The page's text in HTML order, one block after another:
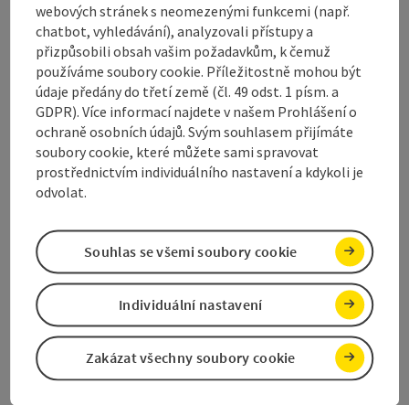
Díkykomplexní podpoře a péčiposkytované ve
spolupráci spříbuznými, lékaři a pastoračními
pracovníkyse obyvatelé mohou ...
Zobrazit celý popis
Otevírací doba
Příjezd
Vybavení
webových stránek s neomezenými funkcemi (např.
chatbot, vyhledávání), analyzovali přístupy a
přizpůsobili obsah vašim požadavkům, k čemuž
používáme soubory cookie. Příležitostně mohou být
údaje předány do třetí země (čl. 49 odst. 1 písm. a
GDPR). Více informací najdete v našem Prohlášení o
ochraně osobních údajů. Svým souhlasem přijímáte
soubory cookie, které můžete sami spravovat
prostřednictvím individuálního nastavení a kdykoli je
odvolat.
Zakázat všechny soubory cookie
Individuální nastavení
Souhlas se všemi soubory cookie